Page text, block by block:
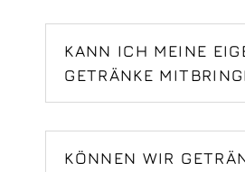
KANN ICH MEINE
GETRÄNKE
KÖNNEN WIR